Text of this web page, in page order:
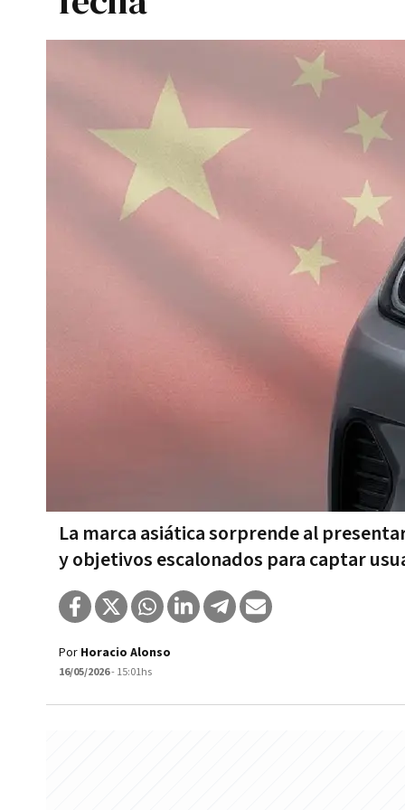
La marca asiática sorprende al
y objetivos escalonados para captar
Por Horacio Alonso
16/05/2026- 15:01hs